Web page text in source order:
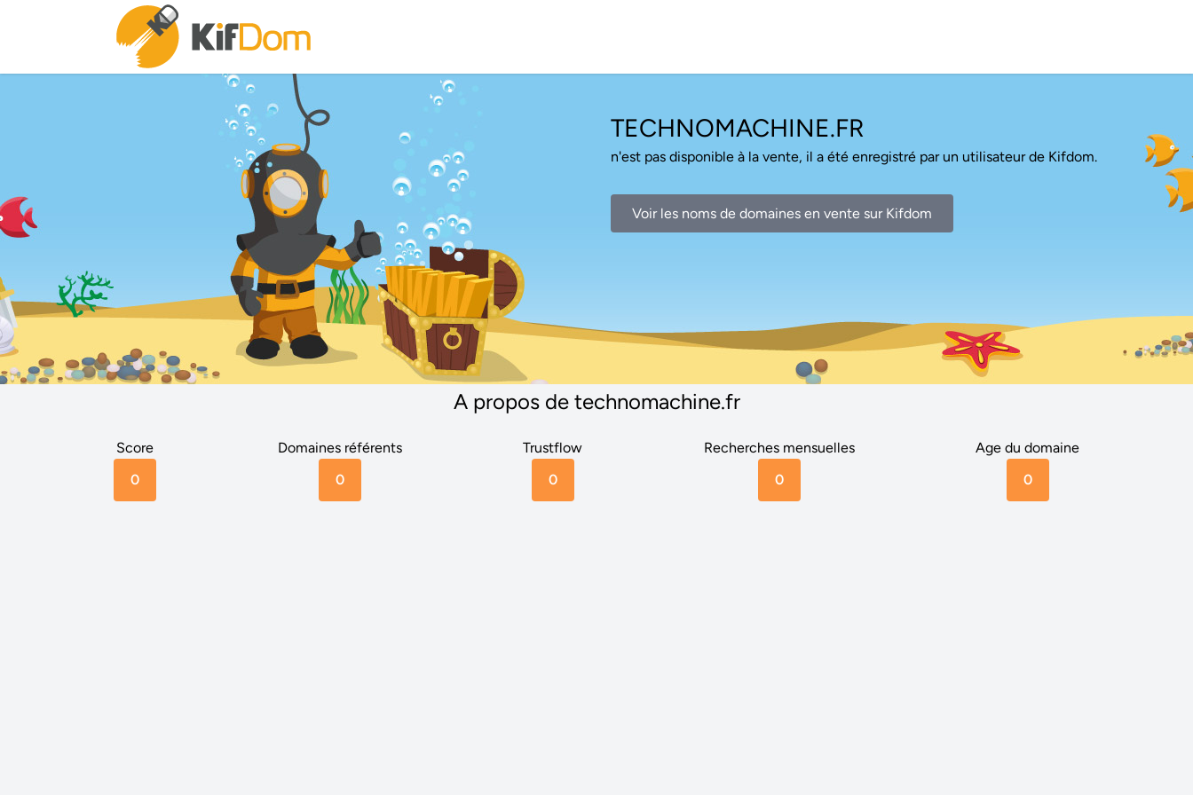
TECHNOMACHINE.FR
n'est pas disponible à la vente, il a été enregistré par un utilisateur de Kifdom.
Voir les noms de domaines en vente sur Kifdom
A propos de technomachine.fr
Score
0
Domaines référents
0
Trustflow
0
Recherches mensuelles
0
Age du domaine
0